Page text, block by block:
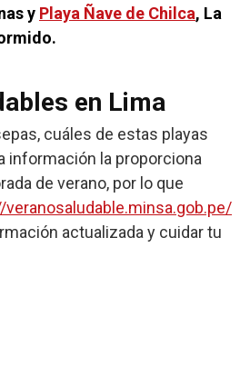
y Playa Ñave de Chilca, La
en Lima
cuáles de estas playas
información la proporciona
de verano, por lo que
veranosaludable.minsa.gob.pe/
actualizada y cuidar tu